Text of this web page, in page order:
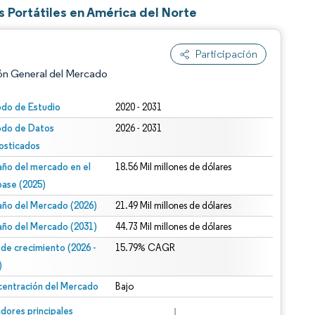
Portátiles en América del Norte
Participación
General del Mercado
de Estudio 2020 - 2031
de Datos
2026 - 2031
del mercado en el
(2025)
18.56 Mil millones de dólares
del Mercado (2026) 21.49 Mil millones de dólares
del Mercado (2031) 44.73 Mil millones de dólares
de crecimiento (2026 -
15.79% CAGR
del Mercado Bajo
principales
© Mordor Intelligence. El uso requiere atribución según CC BY 4.0.
CC BY 4.0.